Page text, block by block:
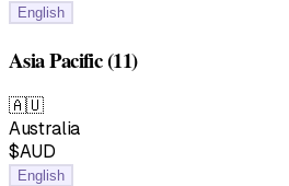
English
Asia Pacific(11)
🇦🇺
Australia
$AUD
English